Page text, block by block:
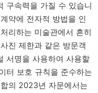
구속력을 가질 수 있습니
약에 전자적 방법을 인
리하는 미술관에서 흔히
진 제한과 같은 방문객
서명을 사용하여 사용할
터 보호 규칙을 준수하는
의 2023년 자문에서는